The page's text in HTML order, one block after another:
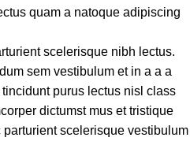
quam a natoque adipiscing
scelerisque nibh lectus.
sem vestibulum et in a a a
purus lectus nisl class
dictumst mus et tristique
scelerisque vestibulum